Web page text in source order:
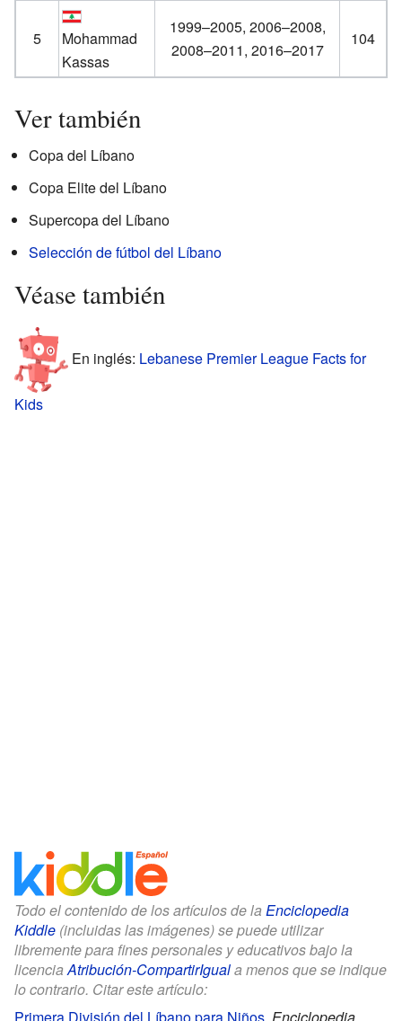
5
Mohammad
Kassas
1999–2005, 2006–2008,
2008–2011, 2016–2017
104
Ver también
Copa del Líbano
Copa Elite del Líbano
Supercopa del Líbano
Selección de fútbol del Líbano
Véase también
En inglés: Lebanese Premier League Facts for
Kids
Todo el contenido de los artículos de la Enciclopedia
Kiddle (incluidas las imágenes) se puede utilizar
libremente para fines personales y educativos bajo la
licencia Atribución-CompartirIguala menos que se indique
lo contrario. Citar este artículo: